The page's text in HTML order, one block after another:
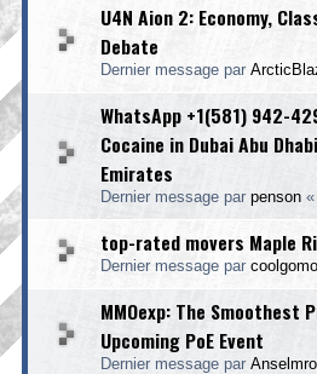
U4N Aion 2: Economy,
Debate
Dernier message par
WhatsApp +1(581) 942-
Cocaine in Dubai Abu
Emirates
Dernier message par penson «
top-rated movers Maple
Dernier message par
MMOexp: The Smoothest
Upcoming PoE Event
Dernier message par